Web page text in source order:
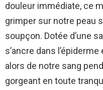
douleur immédiate, ce
grimper sur notre peau
soupçon. Dotée d’une
s’ancre dans
alors de notre sang
gorgeant en toute